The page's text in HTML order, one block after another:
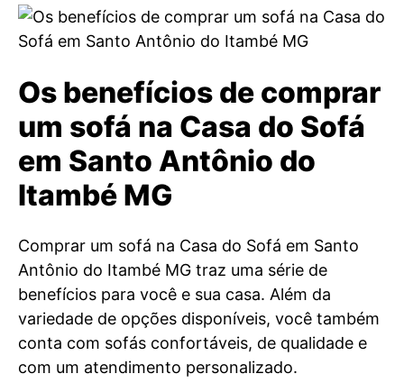
Os benefícios de comprar
um sofá na Casa do Sofá
em Santo Antônio do
Itambé MG
Comprar um sofá na Casa do Sofá em Santo
Antônio do Itambé MG traz uma série de
benefícios para você e sua casa. Além da
variedade de opções disponíveis, você também
conta com sofás confortáveis, de qualidade e
com um atendimento personalizado.